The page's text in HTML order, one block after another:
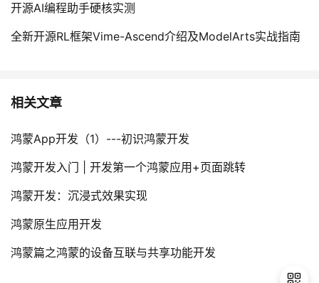
开源AI编程助手硬核实测
全新开源RL框架Vime-Ascend介绍及ModelArts实战指南
相关文章
鸿蒙App开发（1）---初识鸿蒙开发
鸿蒙开发入门 | 开发第一个鸿蒙应用+页面跳转
鸿蒙开发：沉浸式效果实现
鸿蒙原生应用开发​
鸿蒙篇之鸿蒙的设备互联与共享功能开发